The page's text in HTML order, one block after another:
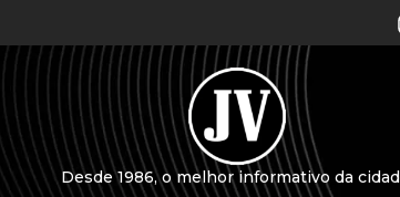
Desde 1986, o melhor informativo da